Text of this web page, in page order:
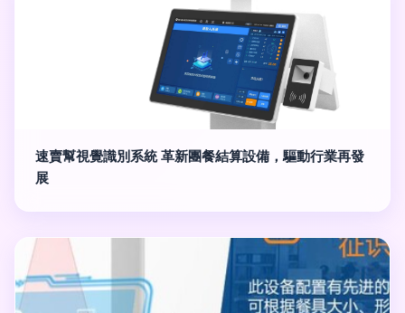
速賣幫視覺識別系統 革新團餐結算設備，驅動行業再發
展